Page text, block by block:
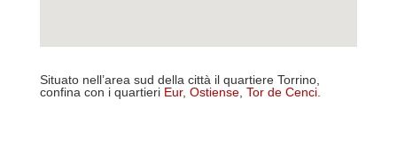
Situato nell’area sud della città il quartiere Torrino,
confina con i quartieri Eur, Ostiense, Tor de Cenci.